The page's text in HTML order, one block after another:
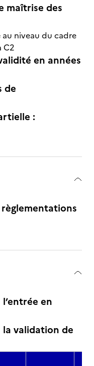
maîtrise des
niveau du cadre
C2
en années
de
:
en
la validation de